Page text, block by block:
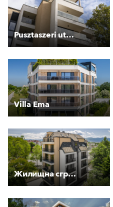
Pusztaszeri utcai társasház
Villa Ema
Жилищна сграда Стевес